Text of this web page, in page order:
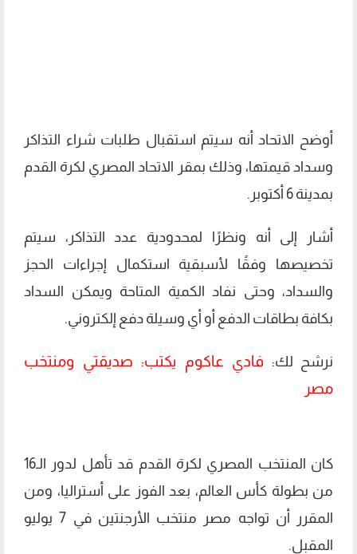
أوضح الاتحاد أنه سيتم استقبال طلبات شراء التذاكر
وسداد قيمتها، وذلك بمقر الاتحاد المصري لكرة القدم
بمدينة 6 أكتوبر.
أشار إلى أنه ونظرًا لمحدودية عدد التذاكر، سيتم
تخصيصها وفقًا لأسبقية استكمال إجراءات الحجز
والسداد، وحتى نفاد الكمية المتاحة ويمكن السداد
بكافة بطاقات الدفع أو أي وسيلة دفع إلكتروني.
نرشح لك: فادي عاكوم يكتب: صديقتي ومنتخب
مصر
كان المنتخب المصري لكرة القدم قد تأهل لدور الـ16
من بطولة كأس العالم، بعد الفوز على أستراليا، ومن
المقرر أن تواجه مصر منتخب الأرجنتين في 7 يوليو
المقبل.